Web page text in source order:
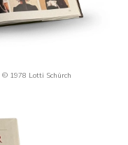
© 1978 Lotti Schürch